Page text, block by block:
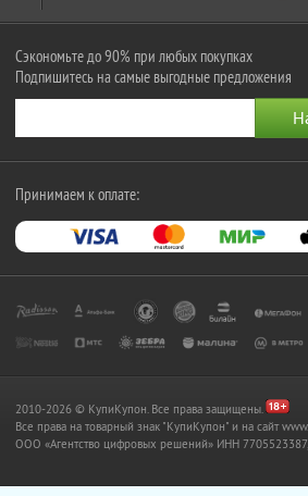
Сэкономьте до 90% при любых покупках
Подпишитесь на самые выгодные предложения
Принимаем к оплате:
2010-2026 © КупиКупон. Все права защищены.
Все права на товарный знак "КупиКупон" и на сайт
OOO «Агентство цифровых решений» ИНН